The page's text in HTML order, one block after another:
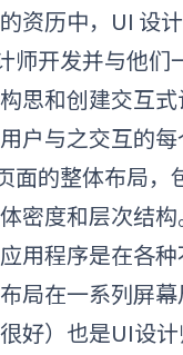
资历中，UI 设
师开发并与他们
思和创建交互
户与之交互的
的整体布局，
密度和层次结
用程序是在各
局在一系列屏
好）也是UI设计